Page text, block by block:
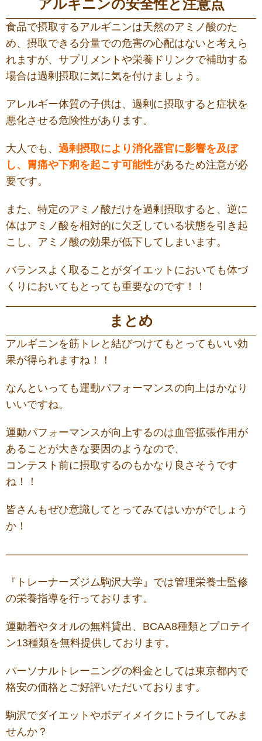
アルギニンの安全性と注意点
食品で摂取するアルギニンは天然のアミノ酸のた
め、摂取できる分量での危害の心配はないと考えら
れますが、サプリメントや栄養ドリンクで補助する
場合は過剰摂取に気に気を付けましょう。
アレルギー体質の子供は、過剰に摂取すると症状を
悪化させる危険性があります。
大人でも、 過剰摂取により消化器官に影響を及ぼ
し、胃痛や下痢を起こす可能性があるため注意が必
要です。
また、特定のアミノ酸だけを過剰摂取すると、逆に
体はアミノ酸を相対的に欠乏している状態を引き起
こし、アミノ酸の効果が低下してしまいます。
バランスよく取ることがダイエットにおいても体づ
くりにおいてもとっても重要なのです！！
まとめ
アルギニンを筋トレと結びつけてもとってもいい効
果が得られますね！！
なんといっても運動パフォーマンスの向上はかなり
いいですね。
運動パフォーマンスが向上するのは血管拡張作用が
あることが大きな要因のようなので、
コンテスト前に摂取するのもかなり良さそうです
ね！！
皆さんもぜひ意識してとってみてはいかがでしょう
か！
———————————————————————
『トレーナーズジム駒沢大学』では管理栄養士監修
の栄養指導を行っております。
運動着やタオルの無料貸出、BCAA8種類とプロテイ
ン13種類を無料提供しております。
パーソナルトレーニングの料金としては東京都内で
格安の価格とご好評いただいております。
駒沢でダイエットやボディメイクにトライしてみま
せんか？